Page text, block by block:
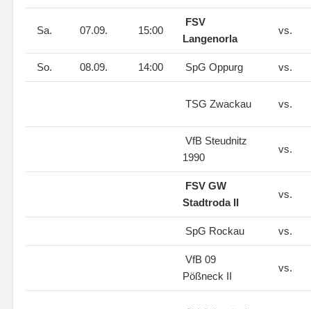
Sa. 07.09. 15:00
FSV
Langenorla
vs.
So. 08.09. 14:00 SpG Oppurg vs.
TSG Zwackau vs.
VfB Steudnitz
1990
vs.
FSV GW
Stadtroda II
vs.
SpG Rockau vs.
VfB 09
Pößneck II
vs.